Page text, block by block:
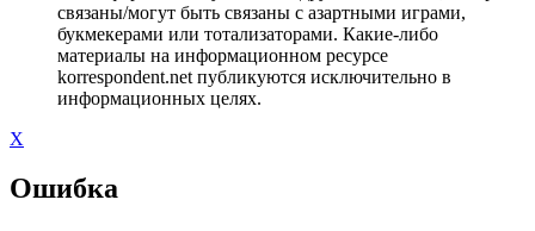
связаны/могут быть связаны с азартными играми,
букмекерами или тотализаторами. Какие-либо
материалы на информационном ресурсе
korrespondent.net публикуются исключительно в
информационных целях.
X
Ошибка